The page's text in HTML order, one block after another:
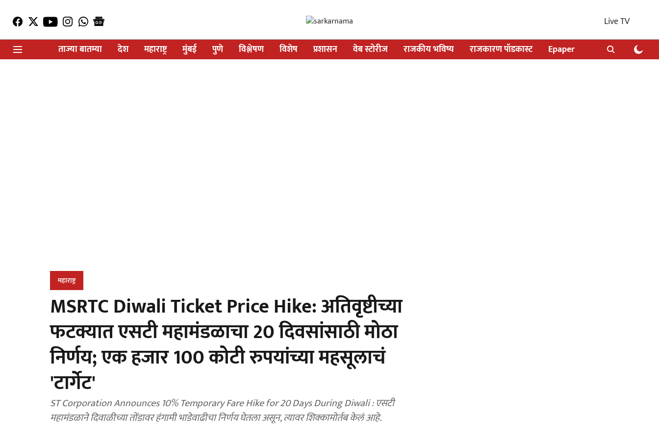
Live TV
ताज्या बातम्या
देश महाराष्ट्र मुंबई पुणे विश्लेषण विशेष प्रशासन वेब स्टोरीज राजकीय भविष्य राजकारण पॉडकास्ट Epaper
महाराष्ट्र
MSRTC Diwali Ticket Price Hike: अतिवृष्टीच्या
फटक्यात एसटी महामंडळाचा 20 दिवसांसाठी मोठा
निर्णय; एक हजार 100 कोटी रुपयांच्या महसूलाचं
'टार्गेट'
ST Corporation Announces 10% Temporary Fare Hike for 20 Days During Diwali : एसटी
महामंडळाने दिवाळीच्या तोंडावर हंगामी भाडेवाढीचा निर्णय घेतला असून, त्यावर शिक्कामोर्तब केलं आहे.